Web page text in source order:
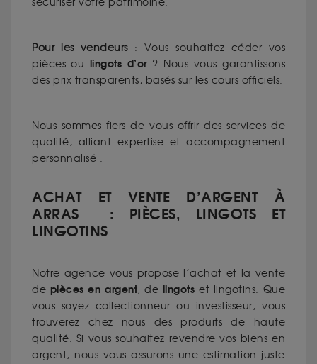
Pour les vendeurs: Vous souhaitez céder vos
pièces ou lingots d’or? Nous vous garantissons
des prix transparents, basés sur les cours officiels.
Nous sommes fiers de vous offrir des services de
qualité, alliant expertise et accompagnement
personnalisé :
ACHAT ET VENTE D’ARGENT À
ARRAS : PIÈCES, LINGOTS ET
LINGOTINS
Notre agence vous propose l’achat et la vente
de pièces en argent, de lingots et lingotins. Que
vous soyez collectionneur ou investisseur, vous
trouverez chez nous des produits de haute
qualité. Si vous souhaitez revendre vos biens en
argent, nous vous assurons une estimation juste